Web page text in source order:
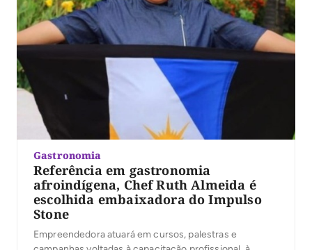
Gastronomia
Referência em gastronomia
afroindígena, Chef Ruth Almeida é
escolhida embaixadora do Impulso
Stone
Empreendedora atuará em cursos, palestras e